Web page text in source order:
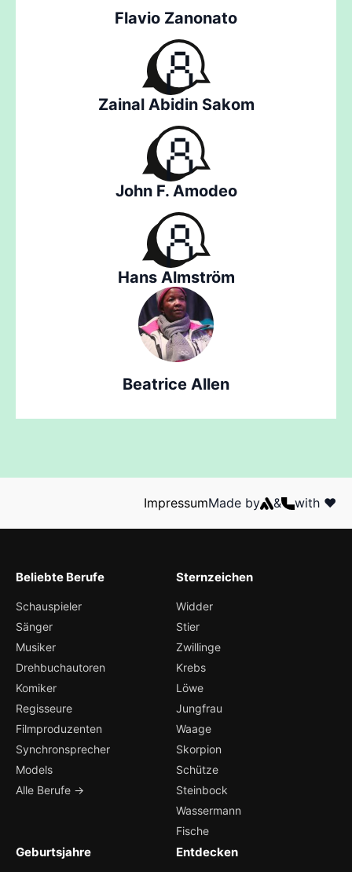
Flavio Zanonato
Zainal Abidin Sakom
John F. Amodeo
Hans Almström
Beatrice Allen
ImpressumMade by & with ❤️
Beliebte Berufe
Schauspieler
Sänger
Musiker
Drehbuchautoren
Komiker
Regisseure
Filmproduzenten
Synchronsprecher
Models
Alle Berufe →
Sternzeichen
Widder
Stier
Zwillinge
Krebs
Löwe
Jungfrau
Waage
Skorpion
Schütze
Steinbock
Wassermann
Fische
Geburtsjahre Entdecken